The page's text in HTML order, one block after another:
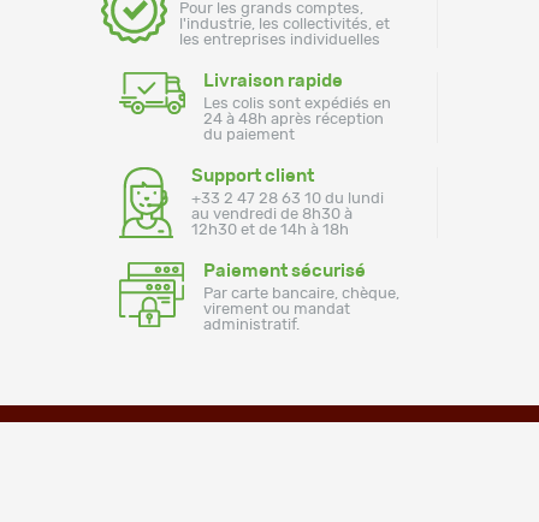
Pour les grands comptes,
l'industrie, les collectivités, et
les entreprises individuelles
Livraison rapide
Les colis sont expédiés en
24 à 48h après réception
du paiement
Support client
+33 2 47 28 63 10 du lundi
au vendredi de 8h30 à
12h30 et de 14h à 18h
Paiement sécurisé
Par carte bancaire, chèque,
virement ou mandat
administratif.